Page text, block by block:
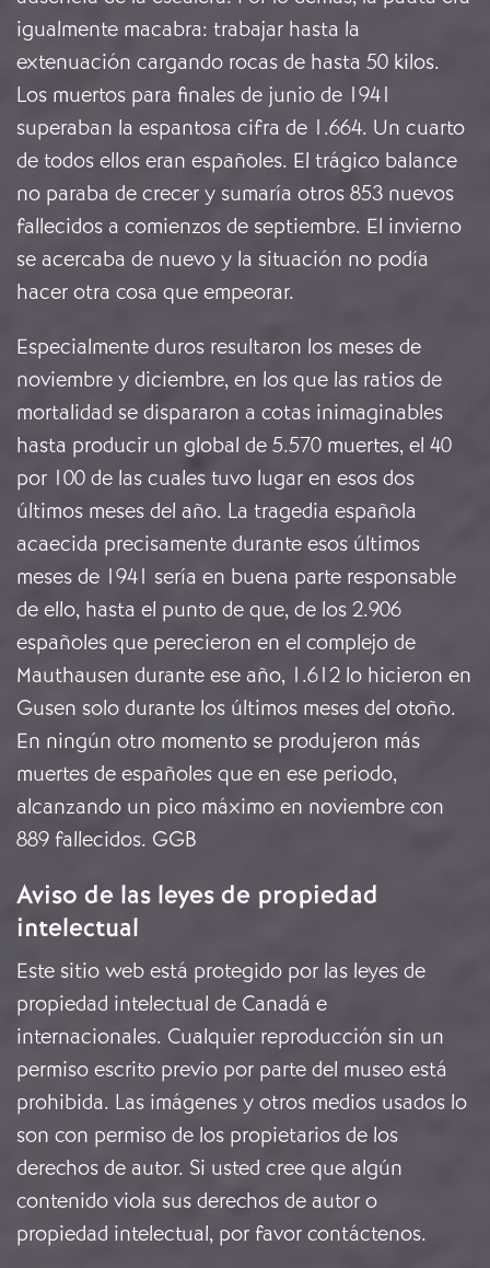
igualmente macabra: trabajar hasta la
extenuación cargando rocas de hasta 50 kilos.
Los muertos para finales de junio de 1941
superaban la espantosa cifra de 1.664. Un cuarto
de todos ellos eran españoles. El trágico balance
no paraba de crecer y sumaría otros 853 nuevos
fallecidos a comienzos de septiembre. El invierno
se acercaba de nuevo y la situación no podía
hacer otra cosa que empeorar.
Especialmente duros resultaron los meses de
noviembre y diciembre, en los que las ratios de
mortalidad se dispararon a cotas inimaginables
hasta producir un global de 5.570 muertes, el 40
por 100 de las cuales tuvo lugar en esos dos
últimos meses del año. La tragedia española
acaecida precisamente durante esos últimos
meses de 1941 sería en buena parte responsable
de ello, hasta el punto de que, de los 2.906
españoles que perecieron en el complejo de
Mauthausen durante ese año, 1.612 lo hicieron en
Gusen solo durante los últimos meses del otoño.
En ningún otro momento se produjeron más
muertes de españoles que en ese periodo,
alcanzando un pico máximo en noviembre con
889 fallecidos. GGB
Aviso de las leyes de propiedad
intelectual
Este sitio web está protegido por las leyes de
propiedad intelectual de Canadá e
internacionales. Cualquier reproducción sin un
permiso escrito previo por parte del museo está
prohibida. Las imágenes y otros medios usados lo
son con permiso de los propietarios de los
derechos de autor. Si usted cree que algún
contenido viola sus derechos de autor o
propiedad intelectual, por favor contáctenos.